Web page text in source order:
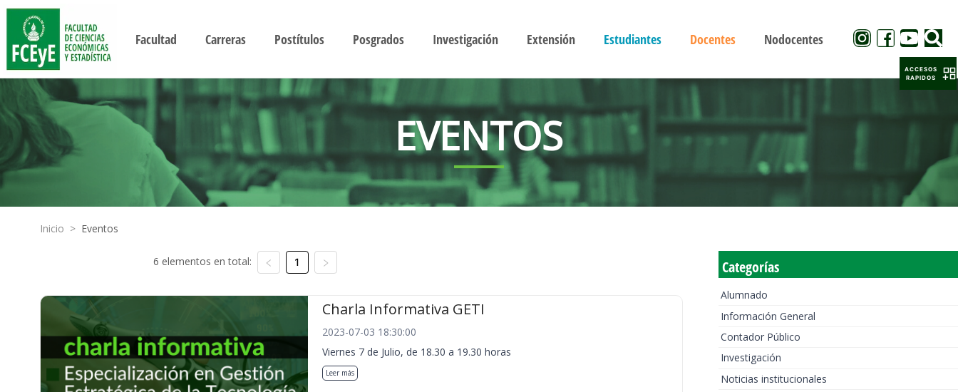
Facultad Carreras Postítulos Posgrados Investigación Extensión Estudiantes Docentes Nodocentes
EVENTOS
Inicio > Eventos
6 elementos en total: 1
Charla Informativa GETI
2023-07-03 18:30:00
Viernes 7 de Julio, de 18.30 a 19.30 horas
Leer más
Categorías
Alumnado
Información General
Contador Público
Investigación
Noticias institucionales
ACCESOS
RAPIDOS